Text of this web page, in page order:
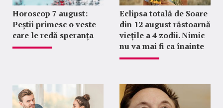
Horoscop 7 august:
Peștii primesc o veste
care le redă speranța
Eclipsa totală de Soare
din 12 august răstoarnă
viețile a 4 zodii. Nimic
nu va mai fi ca înainte